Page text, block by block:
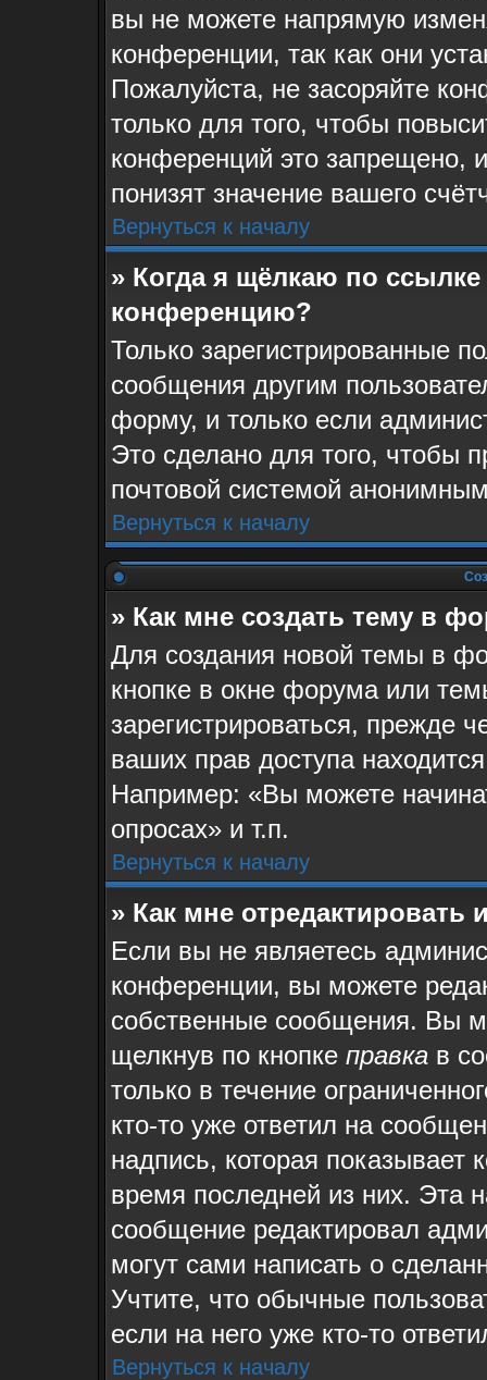
вы не можете напрямую
конференции, так как они
Пожалуйста, не засоряйте
только для того, чтобы
конференций это запрещено,
понизят значение вашего
Вернуться к началу
» Когда я щёлкаю по
конференцию?
Только зарегистрированные
сообщения другим
форму, и только если
Это сделано для того, чтобы
почтовой системой
Вернуться к началу
» Как мне создать тему в
Для создания новой темы в
кнопке в окне форума или
зарегистрироваться, прежде
ваших прав доступа
Например: «Вы можете
опросах» и т.п.
Вернуться к началу
» Как мне отредактировать
Если вы не являетесь
конференции, вы можете
собственные сообщения. Вы
щелкнув по кнопке правка в
только в течение
кто-то уже ответил на
надпись, которая показывает
время последней из них. Эта
сообщение редактировал
могут сами написать о
Учтите, что обычные
если на него уже кто-то
Вернуться к началу